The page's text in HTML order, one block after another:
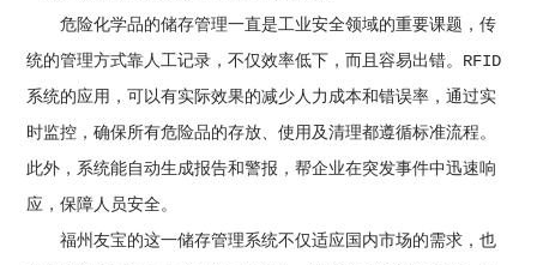
危险化学品的储存管理一直是工业安全领域的重要课题，传
统的管理方式靠人工记录，不仅效率低下，而且容易出错。RFID
系统的应用，可以有实际效果的减少人力成本和错误率，通过实
时监控，确保所有危险品的存放、使用及清理都遵循标准流程。
此外，系统能自动生成报告和警报，帮企业在突发事件中迅速响
应，保障人员安全。
福州友宝的这一储存管理系统不仅适应国内市场的需求，也